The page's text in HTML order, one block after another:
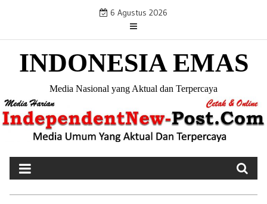
i
o
6 Agustus 2026
INDONESIA EMAS
Media Nasional yang Aktual dan Terpercaya